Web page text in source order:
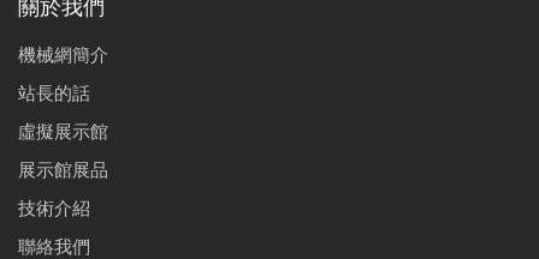
關於我們
機械網簡介
站長的話
虛擬展示館
展示館展品
技術介紹
聯絡我們